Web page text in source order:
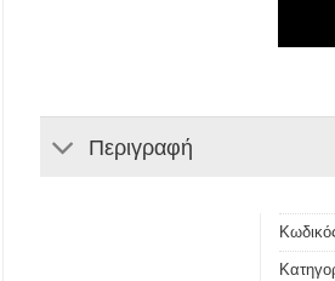
Περιγραφή